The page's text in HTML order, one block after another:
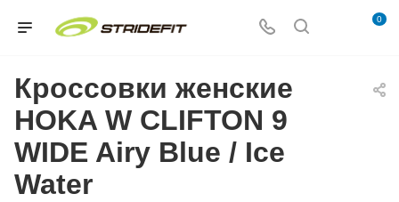
0
Кроссовки женские
HOKA W CLIFTON 9
WIDE Airy Blue / Ice
Water